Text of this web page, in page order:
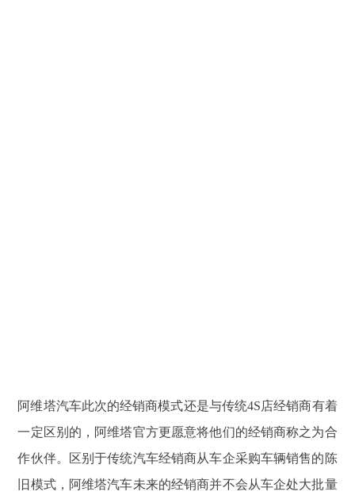
阿维塔汽车此次的经销商模式还是与传统4S店经销商有着
一定区别的，阿维塔官方更愿意将他们的经销商称之为合
作伙伴。区别于传统汽车经销商从车企采购车辆销售的陈
旧模式，阿维塔汽车未来的经销商并不会从车企处大批量